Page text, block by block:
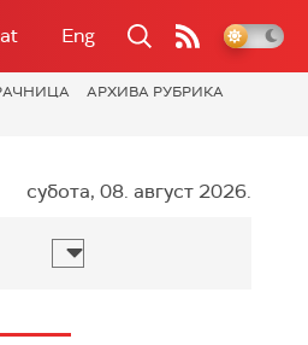
Eng
АРХИВА РУБРИКА
субота, 08. август 2026.